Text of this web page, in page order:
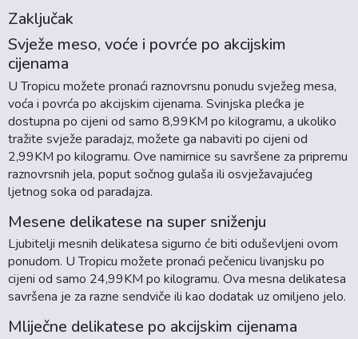
Zaključak
Svježe meso, voće i povrće po akcijskim
cijenama
U Tropicu možete pronaći raznovrsnu ponudu svježeg mesa,
voća i povrća po akcijskim cijenama. Svinjska plećka je
dostupna po cijeni od samo 8,99KM po kilogramu, a ukoliko
tražite svježe paradajz, možete ga nabaviti po cijeni od
2,99KM po kilogramu. Ove namirnice su savršene za pripremu
raznovrsnih jela, poput sočnog gulaša ili osvježavajućeg
ljetnog soka od paradajza.
Mesene delikatese na super sniženju
Ljubitelji mesnih delikatesa sigurno će biti oduševljeni ovom
ponudom. U Tropicu možete pronaći pečenicu livanjsku po
cijeni od samo 24,99KM po kilogramu. Ova mesna delikatesa
savršena je za razne sendviče ili kao dodatak uz omiljeno jelo.
Mliječne delikatese po akcijskim cijenama